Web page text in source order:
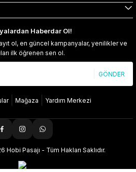
Haberdar Ol!
ol, en güncel kampanyalar, yenilikler ve
ilk öğrenen sen ol.
GÖNDER
Mağaza Yardım Merkezi
Pasajı - Tüm Hakları Saklıdır.